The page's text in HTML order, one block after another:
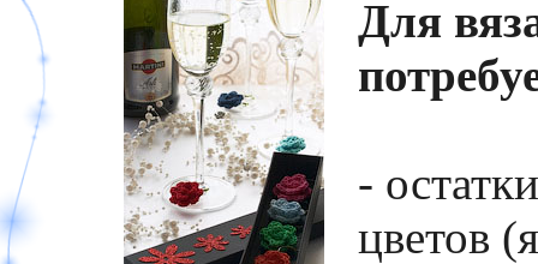
Для
-
цветов